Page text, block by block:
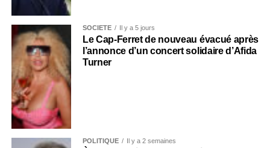
SOCIÉTÉ Il y a 5 jours
Le Cap-Ferret de nouveau évacué après
l’annonce d’un concert solidaire d’Afida
Turner
POLITIQUE Il y a 2 semaines